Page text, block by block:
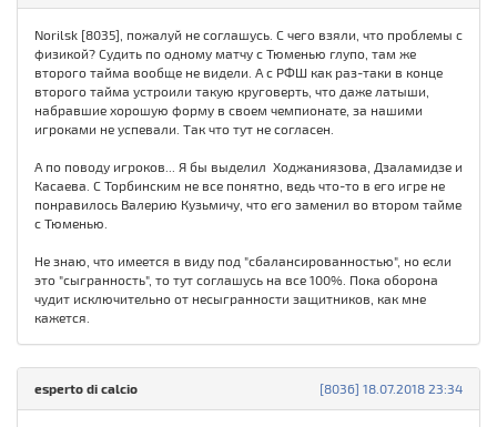
Norilsk [8035], пожалуй не соглашусь. С чего взяли, что проблемы с
физикой? Судить по одному матчу с Тюменью глупо, там же
второго тайма вообще не видели. А с РФШ как раз-таки в конце
второго тайма устроили такую круговерть, что даже латыши,
набравшие хорошую форму в своем чемпионате, за нашими
игроками не успевали. Так что тут не согласен.
А по поводу игроков... Я бы выделил Ходжаниязова, Дзаламидзе и
Касаева. С Торбинским не все понятно, ведь что-то в его игре не
понравилось Валерию Кузьмичу, что его заменил во втором тайме
с Тюменью.
Не знаю, что имеется в виду под "сбалансированностью", но если
это "сыгранность", то тут соглашусь на все 100%. Пока оборона
чудит исключительно от несыгранности защитников, как мне
кажется.
[8036] 18.07.2018 23:34
esperto di calcio